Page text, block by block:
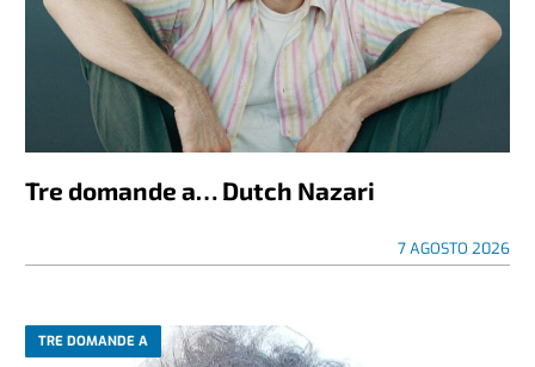
Tre domande a… Dutch Nazari
7 AGOSTO 2026
TRE DOMANDE A